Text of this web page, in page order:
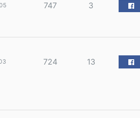
суулгана гэх мэтээр
747 3
724 13